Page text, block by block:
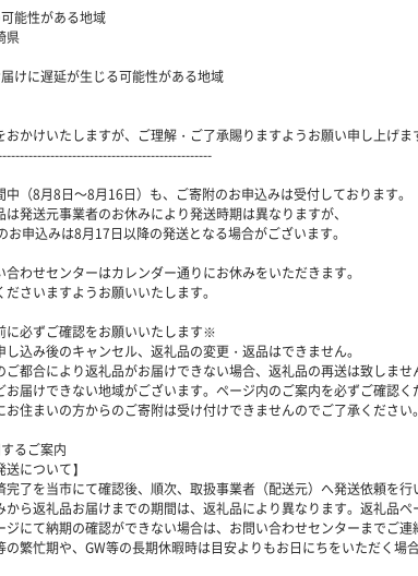
能性がある地域
県
けに遅延が生じる可能性がある地域
おかけいたしますが、ご理解・ご了承賜りますようお願い申し上げま
中（8月8日～8月16日）も、ご寄附のお申込みは受付しております。
は発送元事業者のお休みにより発送時期は異なりますが、
お申込みは8月17日以降の発送となる場合がございます。
合わせセンターはカレンダー通りにお休みをいただきます。
さいますようお願いいたします。
必ずご確認をお願いいたします※
し込み後のキャンセル、返礼品の変更・返品はできません。
ご都合により返礼品がお届けできない場合、返礼品の再送は致しませ
お届けできない地域がございます。ページ内のご案内を必ずご確認く
お住まいの方からのご寄附は受け付けできませんのでご了承ください。
るご案内
送について】
完了を当市にて確認後、順次、取扱事業者（配送元）へ発送依頼を行
から返礼品お届けまでの期間は、返礼品により異なります。返礼品ペ
にて納期の確認ができない場合は、お問い合わせセンターまでご連
繁忙期や、GW等の長期休暇時は目安よりもお日にちをいただく場合